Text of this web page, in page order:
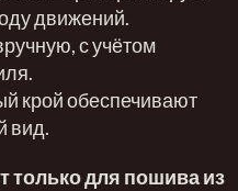
движений.
с учётом
крой обеспечивают
вид.
только для пошива из